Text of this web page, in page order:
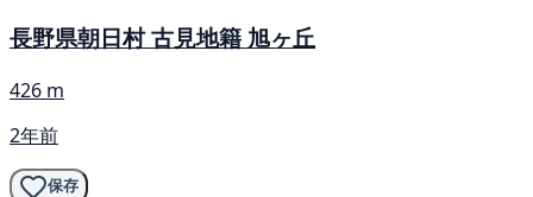
長野県朝日村 古見地籍 旭ヶ丘
426 m
2年前
保存